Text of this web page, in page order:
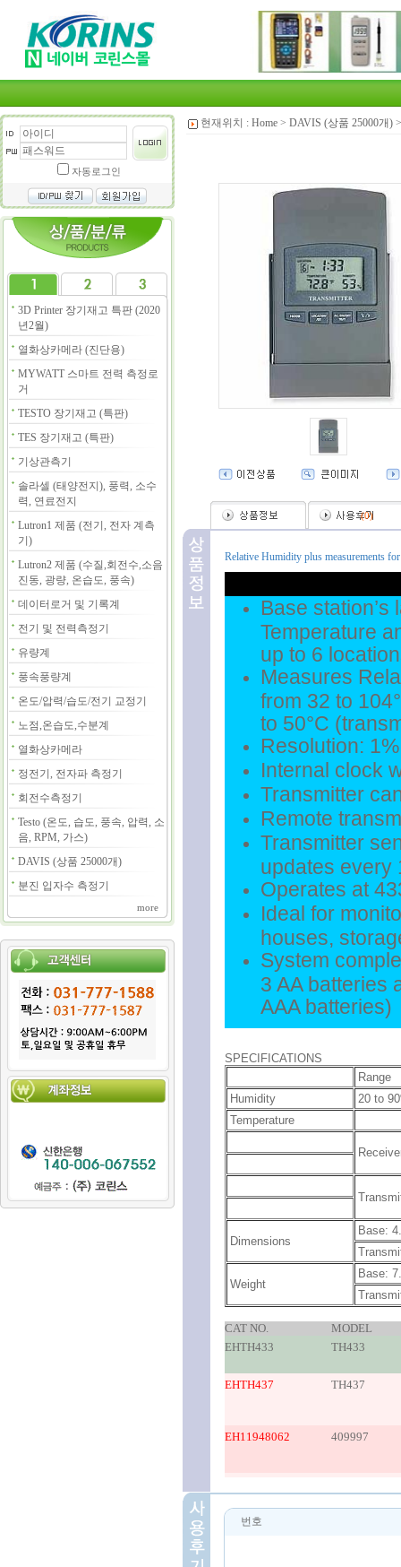
자동로그인
3D Printer 장기재고 특판 (2020
년2월)
열화상카메라 (진단용)
MYWATT 스마트 전력 측정로
거
TESTO 장기재고 (특판)
TES 장기재고 (특판)
기상관측기
솔라셀 (태양전지), 풍력, 소수
력, 연료전지
Lutron1 제품 (전기, 전자 계측
기)
Lutron2 제품 (수질,회전수,소음
진동, 광량, 온습도, 풍속)
데이터로거 및 기록계
전기 및 전력측정기
유량계
풍속풍량계
온도/압력/습도/전기 교정기
노점,온습도,수분계
열화상카메라
정전기, 전자파 측정기
회전수측정기
Testo (온도, 습도, 풍속, 압력, 소
음, RPM, 가스)
DAVIS (상품 25000개)
분진 입자수 측정기
more
현재위치 : Home > DAVIS (상품 25000개)
(0)
Relative Humidity plus measurements
Base
Temperature
up to 6
Measures
from 32 to
to 50°C
Resolution:
Internal clock
Transmitter
Remote
Transmitter
updates every
Operates at
Ideal for
houses,
System
3 AA batteries
AAA batteries)
SPECIFICATIONS
Range
Humidity
20 to
Temperature
Dimensions
Base:
Weight
Base:
CAT NO.
MODEL
EHTH433
TH433
EHTH437 TH437
EH11948062 409997
번호